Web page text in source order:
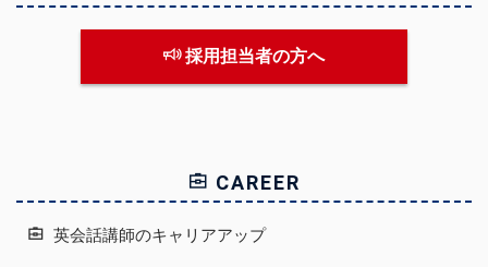
採用担当者の方へ
CAREER
英会話講師のキャリアアップ